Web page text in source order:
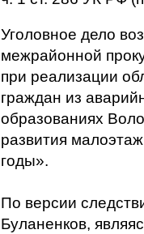
Уголовное дело
межрайонной
при реализации
граждан из
образованиях
развития
годы».
По версии
Буланенков,